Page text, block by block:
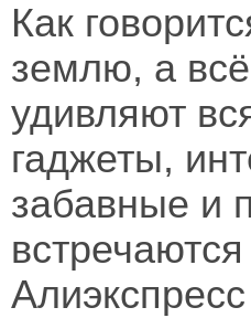
Как
землю, а
удивляют
гаджеты,
забавные и